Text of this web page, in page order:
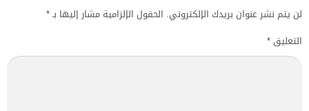
لن يتم نشر عنوان بريدك الإلكتروني. الحقول الإلزامية مشار إليها بـ*
التعليق *